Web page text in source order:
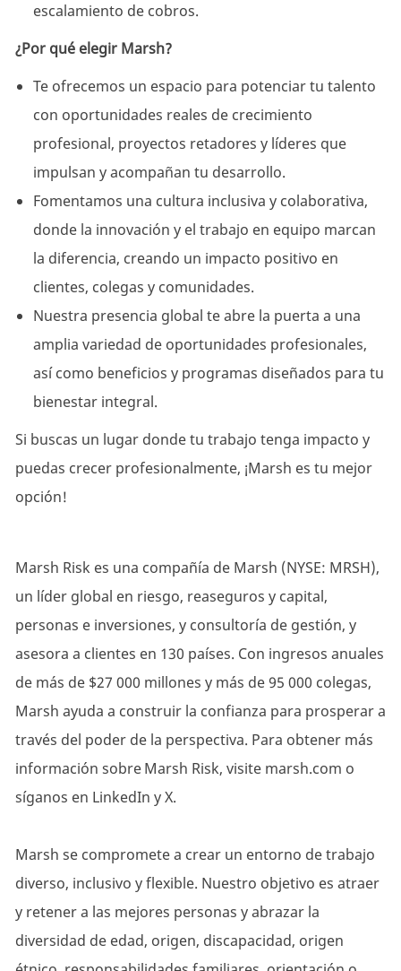
escalamiento de cobros.
¿Por qué elegir Marsh?
Te ofrecemos un espacio para potenciar tu talento
con oportunidades reales de crecimiento
profesional, proyectos retadores y líderes que
impulsan y acompañan tu desarrollo.
Fomentamos una cultura inclusiva y colaborativa,
donde la innovación y el trabajo en equipo marcan
la diferencia, creando un impacto positivo en
clientes, colegas y comunidades.
Nuestra presencia global te abre la puerta a una
amplia variedad de oportunidades profesionales,
así como beneficios y programas diseñados para tu
bienestar integral.
Si buscas un lugar donde tu trabajo tenga impacto y
puedas crecer profesionalmente, ¡Marsh es tu mejor
opción!
Marsh Risk es una compañía de Marsh (NYSE: MRSH),
un líder global en riesgo, reaseguros y capital,
personas e inversiones, y consultoría de gestión, y
asesora a clientes en 130 países. Con ingresos anuales
de más de $27 000 millones y más de 95 000 colegas,
Marsh ayuda a construir la confianza para prosperar a
través del poder de la perspectiva. Para obtener más
información sobre Marsh Risk, visite marsh.com o
síganos en LinkedIn y X.
Marsh se compromete a crear un entorno de trabajo
diverso, inclusivo y flexible. Nuestro objetivo es atraer
y retener a las mejores personas y abrazar la
diversidad de edad, origen, discapacidad, origen